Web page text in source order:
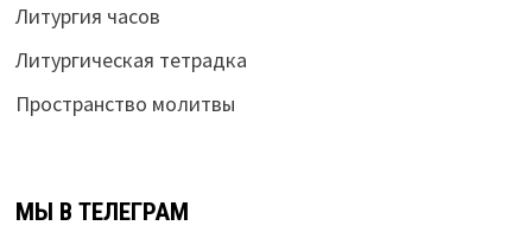
Литургия часов
Литургическая тетрадка
Пространство молитвы
МЫ В ТЕЛЕГРАМ